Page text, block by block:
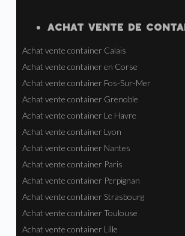
ACHAT VENTE DE
Achat vente container Calais
Achat vente container en Corse
Achat vente container Fos-Sur-Mer
Achat vente container Grenoble
Achat vente container Le Havre
Achat vente container Lyon
Achat vente container Nantes
Achat vente container Paris
Achat vente container Perpignan
Achat vente container Strasbourg
Achat vente container Toulouse
Achat vente container Lille